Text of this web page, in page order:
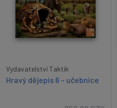
Vydavatelství Taktik
Hravý dějepis 6 – učebnice